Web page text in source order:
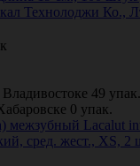
Технолоджи Ко.,
49 упак.
0 упак.
межзубный Lacalut
сред. жест., XS, 2